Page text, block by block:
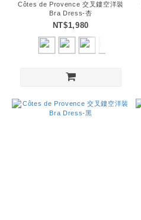
Côtes de Provence 交叉鏤空洋裝
Bra Dress-杏
NT$1,980